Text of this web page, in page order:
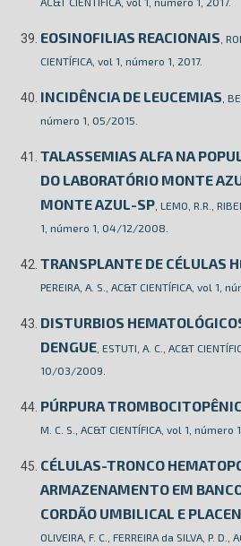
EOSINOFILIAS REACIONAIS ,
CIENTÍFICA, vol 1, número 1, 2017.
INCIDÊNCIA DE LEUCEMIAS ,
número 1, 05/2015.
TALASSEMIAS ALFA NA
DO LABORATÓRIO MONTE
MONTE AZUL-SP , LEMO, R.R.,
1, número 1, 04/12/2008.
TRANSPLANTE DE CÉLULAS
PEREIRA, A. S., AC&T CIENTÍFICA, vol 1,
DISTURBIOS
DENGUE , ESTUTI, A. C., AC&T
10/03/2009.
PÚRPURA
M. C. S., AC&T CIENTÍFICA, vol 1,
CÉLULAS-TRONCO
ARMAZENAMENTO EM
CORDÃO UMBILICAL E
OLIVEIRA, F. C., FERREIRA da SILVA, P.